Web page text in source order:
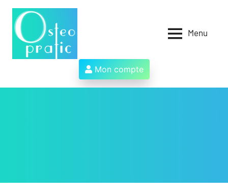
Aller
contenu
des
ostéopathes
et
Menu
Mon compte